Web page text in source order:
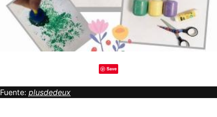
Save
Fuente: plusdedeux